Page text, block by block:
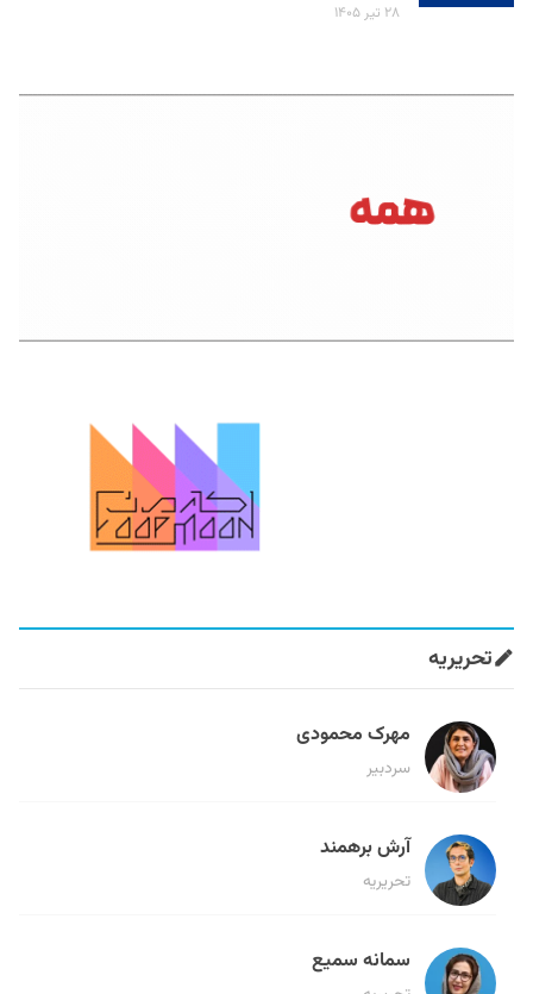
۲۸ تیر ۱۴۰۵
تحریریه
مهرک محمودی
سردبیر
آرش برهمند
تحریریه
سمانه سمیع